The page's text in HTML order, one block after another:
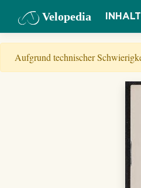
Velopedia
Aufgrund technischer